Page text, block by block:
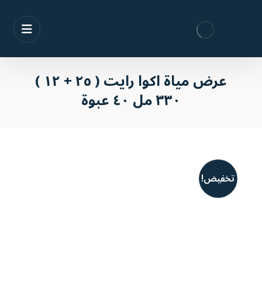
عرض مياة اكوا رايت ( ٢٥ + ١٢ )
٣٣٠ مل ٤٠ عبوة
تخفيض!